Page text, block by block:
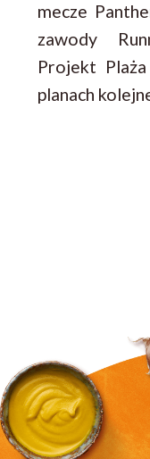
mecze
zawody
Projekt
planach